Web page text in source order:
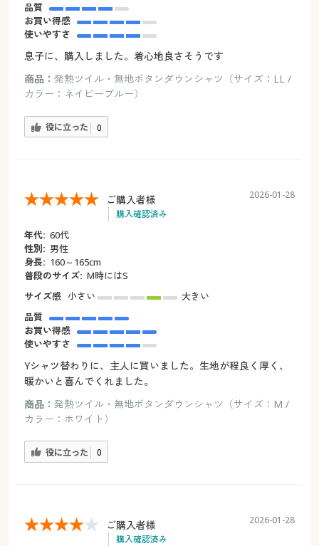
品質
お買い得感
使いやすさ
息子に、購入しました。着心地良さそうです
商品： 発熱ツイル・無地ボタンダウンシャツ（サイズ：LL /
カラー：ネイビーブルー）
役に立った 0
ご購入者様
購入確認済み
2026-01-28
年代: 60代
性別: 男性
身長: 160～165cm
普段のサイズ: M時にはS
サイズ感 小さい
大きい
品質
お買い得感
使いやすさ
Yシャツ替わりに、主人に買いました。生地が程良く厚く、
暖かいと喜んでくれました。
商品： 発熱ツイル・無地ボタンダウンシャツ（サイズ：M /
カラー：ホワイト）
役に立った 0
ご購入者様
購入確認済み
2026-01-28